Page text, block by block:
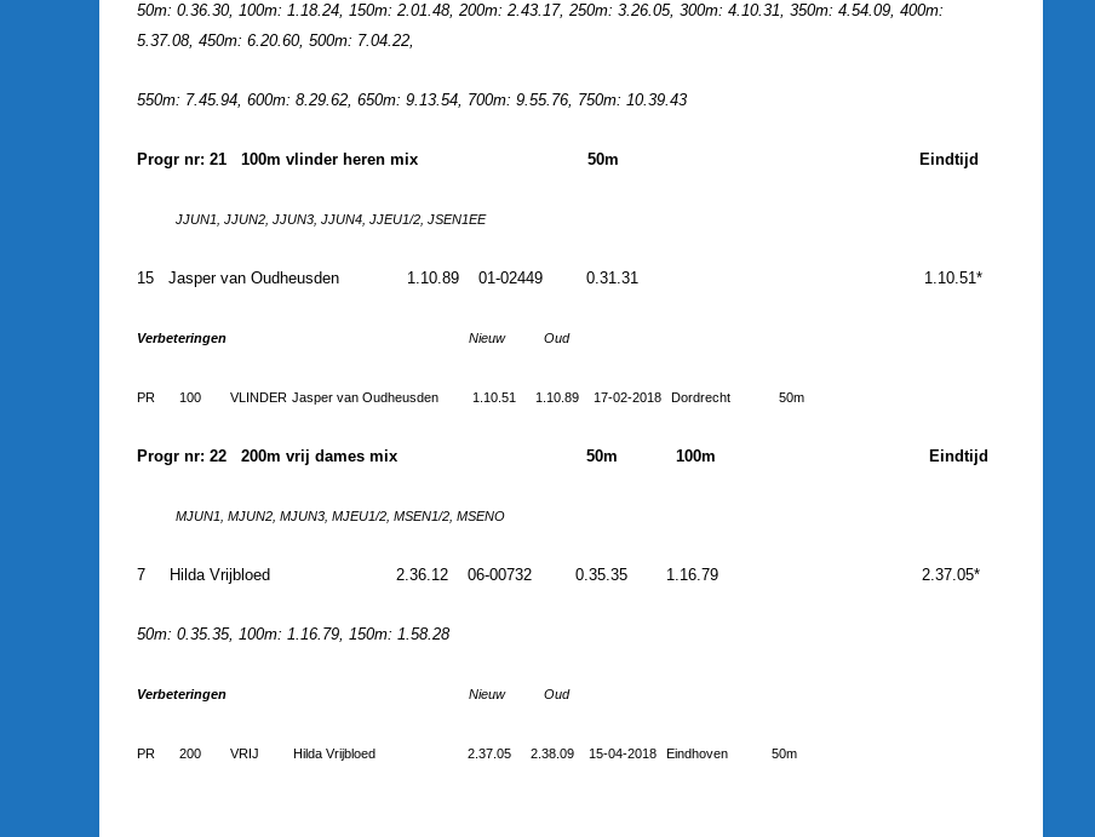
50m: 0.36.30, 100m: 1.18.24, 150m: 2.01.48, 200m: 2.43.17, 250m: 3.26.05, 300m: 4.10.31, 350m: 4.54.09, 400m:
5.37.08, 450m: 6.20.60, 500m: 7.04.22,
550m: 7.45.94, 600m: 8.29.62, 650m: 9.13.54, 700m: 9.55.76, 750m: 10.39.43
Progr nr: 21 100m vlinder heren mix 50m Eindtijd
JJUN1, JJUN2, JJUN3, JJUN4, JJEU1/2, JSEN1EE
15 Jasper van Oudheusden 1.10.89 01-02449 0.31.31 1.10.51*
Verbeteringen Nieuw Oud
PR 100 VLINDER Jasper van Oudheusden 1.10.51 1.10.89 17-02-2018 Dordrecht 50m
Progr nr: 22 200m vrij dames mix 50m 100m Eindtijd
MJUN1, MJUN2, MJUN3, MJEU1/2, MSEN1/2, MSENO
7 Hilda Vrijbloed 2.36.12 06-00732 0.35.35 1.16.79 2.37.05*
50m: 0.35.35, 100m: 1.16.79, 150m: 1.58.28
Verbeteringen Nieuw Oud
PR 200 VRIJ Hilda Vrijbloed 2.37.05 2.38.09 15-04-2018 Eindhoven 50m